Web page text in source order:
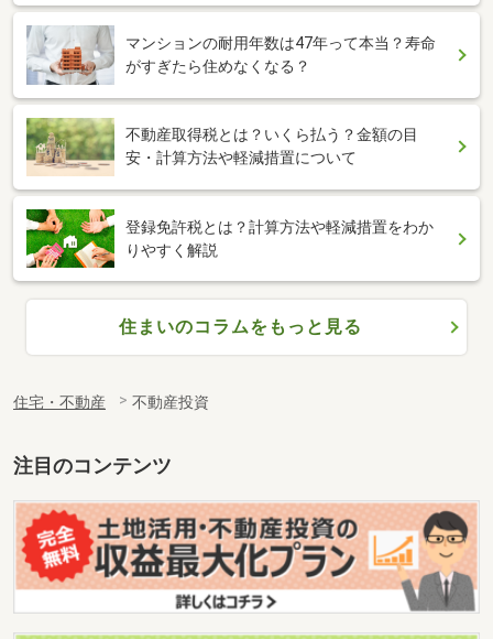
マンションの耐用年数は47年って本当？寿命
がすぎたら住めなくなる？
不動産取得税とは？いくら払う？金額の目
安・計算方法や軽減措置について
登録免許税とは？計算方法や軽減措置をわか
りやすく解説
住まいのコラムをもっと見る
住宅・不動産 不動産投資
注目のコンテンツ